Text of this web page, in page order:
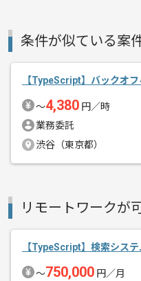
エージェントからのコ
メント
条件が似ている案
【TypeScript】バックオ
〜4,380 円／時
業務委託
渋谷（東京都）
リモートワークが
【TypeScript】検索シス
〜750,000 円／月